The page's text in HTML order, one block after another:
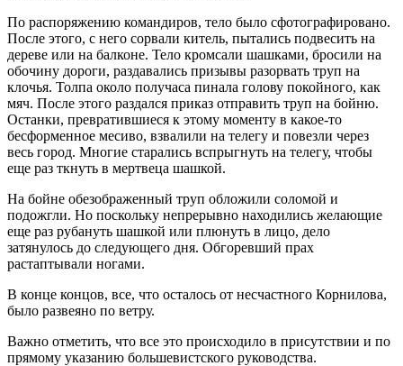
По распоряжению командиров, тело было сфотографировано.
После этого, с него сорвали китель, пытались подвесить на
дереве или на балконе. Тело кромсали шашками, бросили на
обочину дороги, раздавались призывы разорвать труп на
клочья. Толпа около получаса пинала голову покойного, как
мяч. После этого раздался приказ отправить труп на бойню.
Останки, превратившиеся к этому моменту в какое-то
бесформенное месиво, взвалили на телегу и повезли через
весь город. Многие старались вспрыгнуть на телегу, чтобы
еще раз ткнуть в мертвеца шашкой.
На бойне обезображенный труп обложили соломой и
подожгли. Но поскольку непрерывно находились желающие
еще раз рубануть шашкой или плюнуть в лицо, дело
затянулось до следующего дня. Обгоревший прах
растаптывали ногами.
В конце концов, все, что осталось от несчастного Корнилова,
было развеяно по ветру.
Важно отметить, что все это происходило в присутствии и по
прямому указанию большевистского руководства.